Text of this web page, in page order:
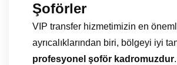
Şoförler
VIP transfer hizmetimizin en
ayrıcalıklarından biri, bölgeyi iyi
profesyonel şoför kadromuzdur